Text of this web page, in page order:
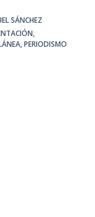
SÁNCHEZ
,
,PERIODISMO